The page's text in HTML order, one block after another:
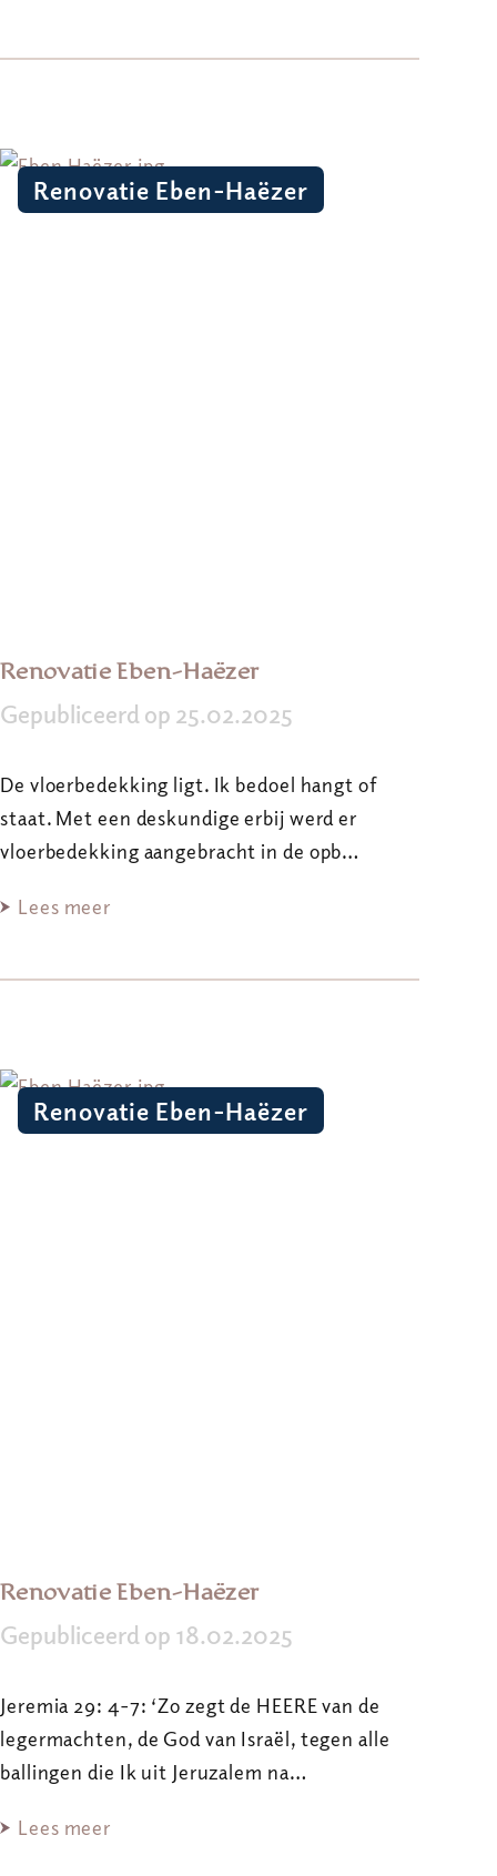
Renovatie Eben-Haëzer
Renovatie Eben-Haëzer
Gepubliceerd op 25.02.2025
De vloerbedekking ligt. Ik bedoel hangt of
staat. Met een deskundige erbij werd er
vloerbedekking aangebracht in de opb…
Lees meer
Renovatie Eben-Haëzer
Renovatie Eben-Haëzer
Gepubliceerd op 18.02.2025
Jeremia 29: 4-7: ‘Zo zegt de HEERE van de
legermachten, de God van Israël, tegen alle
ballingen die Ik uit Jeruzalem na…
Lees meer